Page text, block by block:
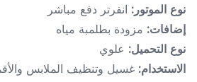
نوع الموتور: انفرتر دفع مباشر
إضافات: مزودة بطلمبة مياه
نوع التحميل: علوي
الاستخدام: غسيل وتنظيف الملابس